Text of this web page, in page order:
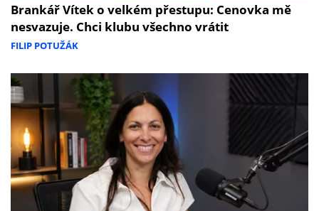
Brankář Vítek o velkém přestupu: Cenovka mě
nesvazuje. Chci klubu všechno vrátit
FILIP POTUŽÁK